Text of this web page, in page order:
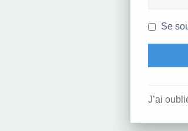
Se
J’ai